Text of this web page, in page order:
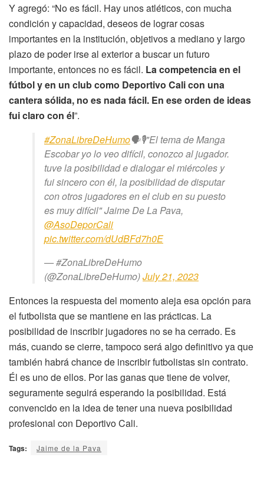
Y agregó: “No es fácil. Hay unos atléticos, con mucha
condición y capacidad, deseos de lograr cosas
importantes en la institución, objetivos a mediano y largo
plazo de poder irse al exterior a buscar un futuro
importante, entonces no es fácil. La competencia en el
fútbol y en un club como Deportivo Cali con una
cantera sólida, no es nada fácil. En ese orden de ideas
fui claro con él”.
#ZonaLibreDeHumo🗣️🎙️"El tema de Manga
Escobar yo lo veo difícil, conozco al jugador.
tuve la posibilidad e dialogar el miércoles y
fui sincero con él, la posibilidad de disputar
con otros jugadores en el club en su puesto
es muy difícil" Jaime De La Pava,
@AsoDeporCali
pic.twitter.com/dUdBFd7h0E
— #ZonaLibreDeHumo
(@ZonaLibreDeHumo)July 21, 2023
Entonces la respuesta del momento aleja esa opción para
el futbolista que se mantiene en las prácticas. La
posibilidad de inscribir jugadores no se ha cerrado. Es
más, cuando se cierre, tampoco será algo definitivo ya que
también habrá chance de inscribir futbolistas sin contrato.
Él es uno de ellos. Por las ganas que tiene de volver,
seguramente seguirá esperando la posibilidad. Está
convencido en la idea de tener una nueva posibilidad
profesional con Deportivo Cali.
Tags: Jaime de la Pava